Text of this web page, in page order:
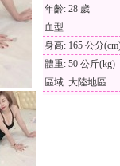
年齡: 28 歲
血型:
身高: 165 公分
體重: 50 公斤(kg)
區域: 大陸地區